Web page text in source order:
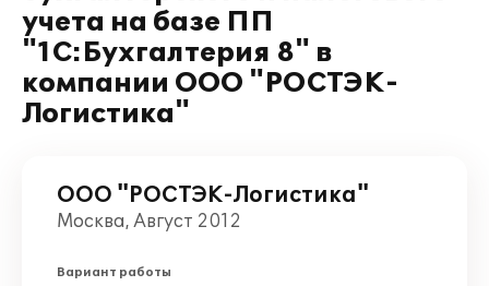
учета на базе ПП
"1С:Бухгалтерия 8" в
компании ООО "РОСТЭК-
Логистика"
ООО "РОСТЭК-Логистика"
Москва, Август 2012
Вариант работы